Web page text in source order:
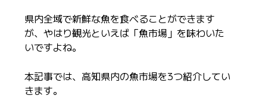
県内全域で新鮮な魚を食べることができます
が、やはり観光といえば「魚市場」を味わいた
いですよね。
本記事では、高知県内の魚市場を3つ紹介してい
きます。